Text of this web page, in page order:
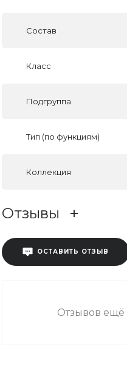
Состав
Класс
Подгруппа
Тип (по функциям)
Коллекция
Отзывы
ОСТАВИТЬ ОТЗЫВ
Отзывов ещё